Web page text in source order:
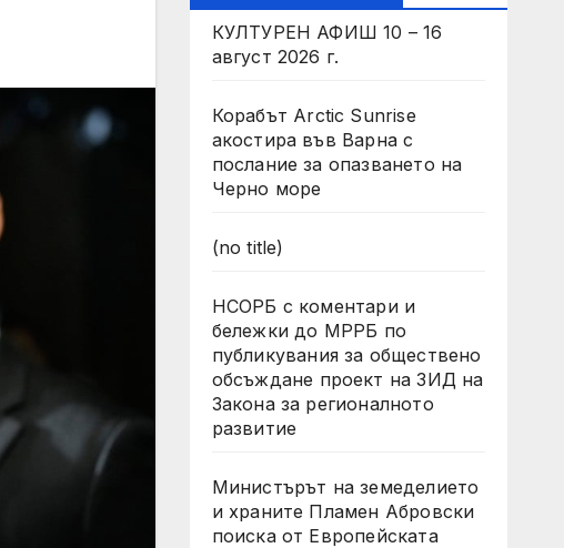
КУЛТУРЕН АФИШ 10 – 16
август 2026 г.
Корабът Arctic Sunrise
акостира във Варна с
послание за опазването на
Черно море
(no title)
НСОРБ с коментари и
бележки до МРРБ по
публикувания за обществено
обсъждане проект на ЗИД на
Закона за регионалното
развитие
Министърът на земеделието
и храните Пламен Абровски
поиска от Европейската